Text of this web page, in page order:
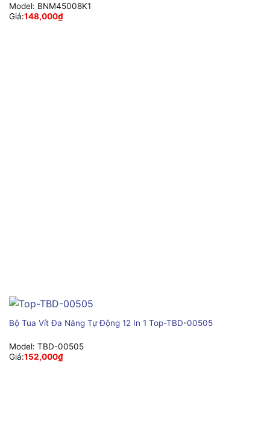
Model: BNM45008K1
Giá:148,000₫
Bộ Tua Vít Đa Năng Tự Động 12 In 1 Top-TBD-00505
Model: TBD-00505
Giá:152,000₫